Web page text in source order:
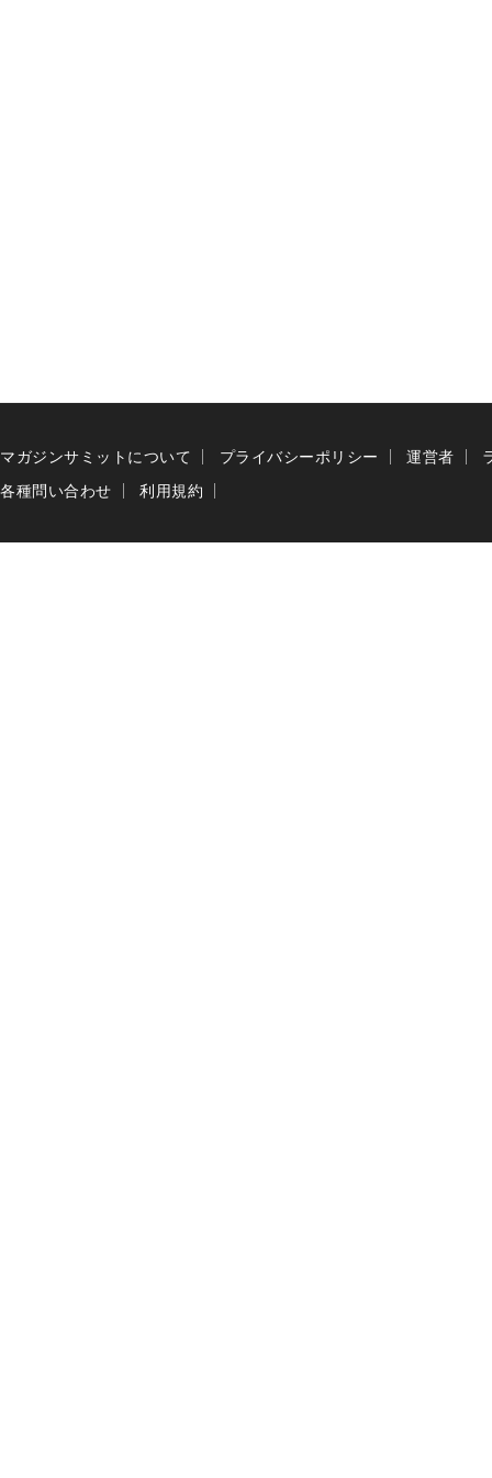
マガジンサミットについて プライバシーポリシー 運営者
各種問い合わせ
利用規約